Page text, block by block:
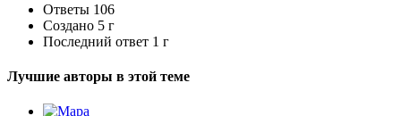
Ответы 106
Создано 5 г
Последний ответ 1 г
Лучшие авторы в этой теме